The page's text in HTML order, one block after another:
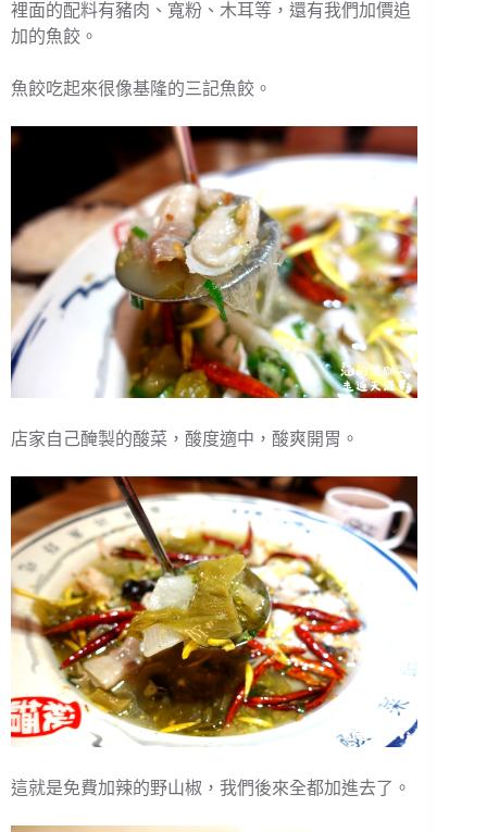
裡面的配料有豬肉、寬粉、木耳等，還有我們加價追
加的魚餃。
魚餃吃起來很像基隆的三記魚餃。
店家自己醃製的酸菜，酸度適中，酸爽開胃。
這就是免費加辣的野山椒，我們後來全都加進去了。